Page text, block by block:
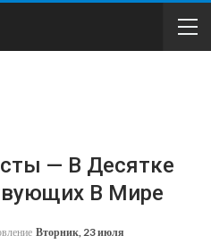
— В Десятке
В Мире
Вторник, 23 июля